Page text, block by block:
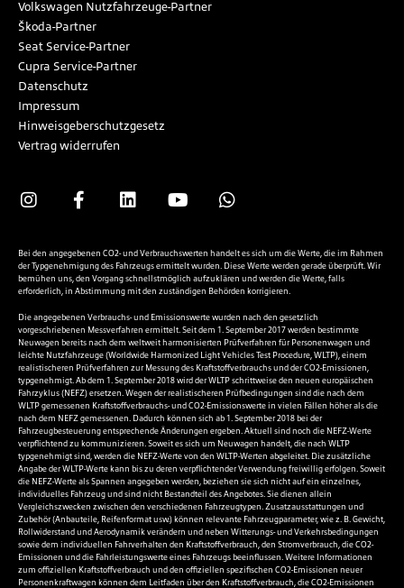
Volkswagen Nutzfahrzeuge-Partner
Škoda-Partner
Seat Service-Partner
Cupra Service-Partner
Datenschutz
Impressum
Hinweisgeberschutzgesetz
Vertrag widerrufen
Bei den angegebenen CO2- und Verbrauchswerten handelt es sich um die Werte, die im Rahmen
der Typgenehmigung des Fahrzeugs ermittelt wurden. Diese Werte werden gerade überprüft. Wir
bemühen uns, den Vorgang schnellstmöglich aufzuklären und werden die Werte, falls
erforderlich, in Abstimmung mit den zuständigen Behörden korrigieren.
Die angegebenen Verbrauchs- und Emissionswerte wurden nach den gesetzlich
vorgeschriebenen Messverfahren ermittelt. Seit dem 1. September 2017 werden bestimmte
Neuwagen bereits nach dem weltweit harmonisierten Prüfverfahren für Personenwagen und
leichte Nutzfahrzeuge (Worldwide Harmonized Light Vehicles Test Procedure, WLTP), einem
realistischeren Prüfverfahren zur Messung des Kraftstoffverbrauchs und der CO2-Emissionen,
typgenehmigt. Ab dem 1. September 2018 wird der WLTP schrittweise den neuen europäischen
Fahrzyklus (NEFZ) ersetzen. Wegen der realistischeren Prüfbedingungen sind die nach dem
WLTP gemessenen Kraftstoffverbrauchs- und CO2-Emissionswerte in vielen Fällen höher als die
nach dem NEFZ gemessenen. Dadurch können sich ab 1. September 2018 bei der
Fahrzeugbesteuerung entsprechende Änderungen ergeben. Aktuell sind noch die NEFZ-Werte
verpflichtend zu kommunizieren. Soweit es sich um Neuwagen handelt, die nach WLTP
typgenehmigt sind, werden die NEFZ-Werte von den WLTP-Werten abgeleitet. Die zusätzliche
Angabe der WLTP-Werte kann bis zu deren verpflichtender Verwendung freiwillig erfolgen. Soweit
die NEFZ-Werte als Spannen angegeben werden, beziehen sie sich nicht auf ein einzelnes,
individuelles Fahrzeug und sind nicht Bestandteil des Angebotes. Sie dienen allein
Vergleichszwecken zwischen den verschiedenen Fahrzeugtypen. Zusatzausstattungen und
Zubehör (Anbauteile, Reifenformat usw.) können relevante Fahrzeugparameter, wie z. B. Gewicht,
Rollwiderstand und Aerodynamik verändern und neben Witterungs- und Verkehrsbedingungen
sowie dem individuellen Fahrverhalten den Kraftstoffverbrauch, den Stromverbrauch, die CO2-
Emissionen und die Fahrleistungswerte eines Fahrzeugs beeinflussen. Weitere Informationen
zum offiziellen Kraftstoffverbrauch und den offiziellen spezifischen CO2-Emissionen neuer
Personenkraftwagen können dem Leitfaden über den Kraftstoffverbrauch, die CO2-Emissionen